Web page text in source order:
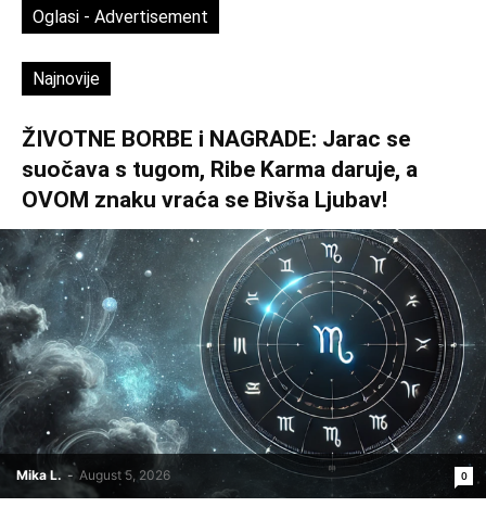
Oglasi - Advertisement
Najnovije
ŽIVOTNE BORBE i NAGRADE: Jarac se
suočava s tugom, Ribe Karma daruje, a
OVOM znaku vraća se Bivša Ljubav!
Mika L. - August 5, 2026 0